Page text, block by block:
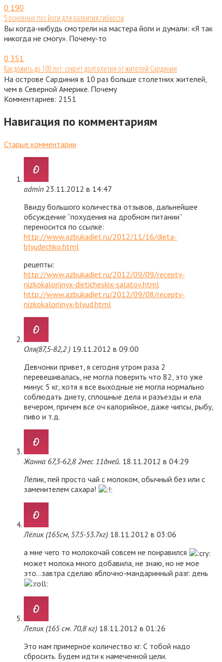
0 190
5 основных поз йоги для развития гибкости
Вы когда-нибудь смотрели на мастера йоги и думали: «Я так
никогда не смогу». Почему-то
0 351
Как дожить до 100 лет: секрет долголетия от жителей Сардинии
На острове Сардиния в 10 раз больше столетних жителей,
чем в Северной Америке. Почему
Комментариев: 2151
Навигация по комментариям
Старые комментарии
admin 23.11.2012 в 14:47
Ввиду большого количества отзывов, дальнейшее
обсуждение “похудения на дробном питании”
переносится по ссылке:
http://www.azbukadiet.ru/2012/11/16/dieta-
blyudechko.html
рецепты:
http://www.azbukadiet.ru/2012/09/09/recepty-
nizkokalorijnyx-dieticheskix-salatov.html
http://www.azbukadiet.ru/2012/09/08/recepty-
nizkokalorijnyx-blyud.html
Оля(87,5-82,2 ) 19.11.2012 в 09:00
Девчонки привет, я сегодня утром раза 2
перевешивалась, не могла поверить что 82, это уже
минус 5 кг, хотя я все выходные не могла нормально
соблюдать диету, сплошные дела и разъезды и ела
вечером, причем все оч калорийное, даже чипсы, рыбу,
пиво и т.д.
Жанна 67,3-62,8 2мес 11дней. 18.11.2012 в 04:29
Лёлик, пей просто чай с молоком, обычный без или с
заменителем сахара!
Лёлик (165см, 57.5-53.7кг) 18.11.2012 в 03:06
а мне чего то молокочай совсем не понравился
может молока много добавила, не знаю, но не мое
это…завтра сделаю яблочно-мандаринный разг. день
Лелик (165 см. 70,8 кг) 18.11.2012 в 01:26
Это нам примерное количество кг. С тобой надо
сбросить. Будем идти к намеченной цели.